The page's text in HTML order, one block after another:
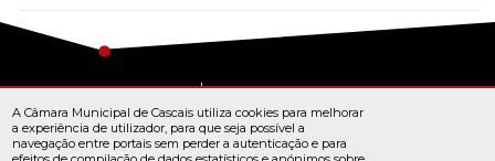
Todos os direitos reservados
A Câmara Municipal de Cascais utiliza cookies para melhorar
a experiência de utilizador, para que seja possível a
navegação entre portais sem perder a autenticação e para